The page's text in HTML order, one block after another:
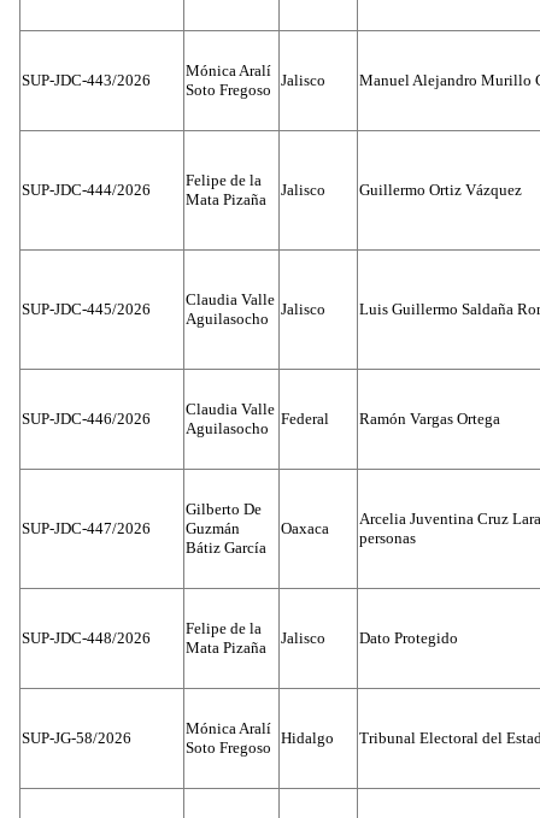
SUP-JDC-443/2026
Mónica Aralí
Soto Fregoso
Jalisco Manuel Alejandro Murillo
SUP-JDC-444/2026
Felipe de la
Mata Pizaña
Jalisco Guillermo Ortiz Vázquez
SUP-JDC-445/2026
Claudia Valle
Aguilasocho
Jalisco Luis Guillermo Saldaña
SUP-JDC-446/2026
Claudia Valle
Aguilasocho
Federal Ramón Vargas Ortega
SUP-JDC-447/2026
Gilberto De
Guzmán
Bátiz García
Oaxaca
Arcelia Juventina Cruz
personas
SUP-JDC-448/2026
Felipe de la
Mata Pizaña
Jalisco Dato Protegido
SUP-JG-58/2026
Mónica Aralí
Soto Fregoso
Hidalgo Tribunal Electoral del